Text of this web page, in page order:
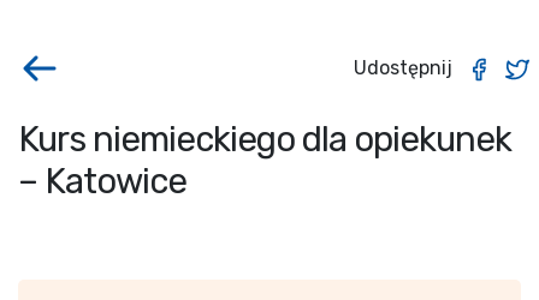
Udostępnij
Kurs niemieckiego dla opiekunek
– Katowice